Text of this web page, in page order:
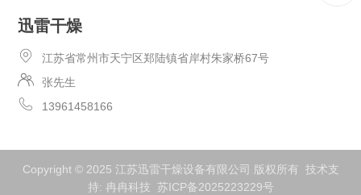
迅雷干燥
江苏省常州市天宁区郑陆镇省岸村朱家桥67号
张先生
13961458166
Copyright © 2025 江苏迅雷干燥设备有限公司 版权所有 技术支
持: 冉冉科技 苏ICP备2025223229号